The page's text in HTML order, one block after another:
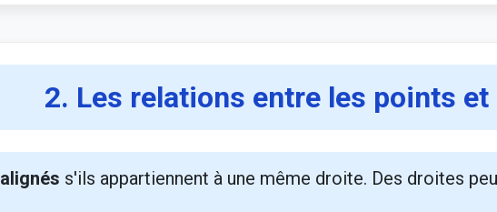
2. Les relations entre les points
alignés s'ils appartiennent à une même droite. Des droites